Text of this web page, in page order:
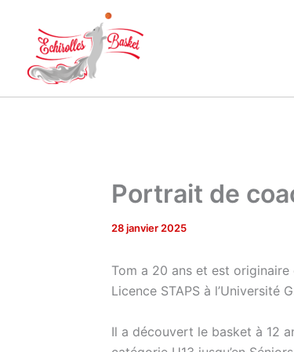
contenu
Portrait de
28 janvier 2025
Tom a 20 ans et est
Licence STAPS à l’Université
Il a découvert le basket à 12